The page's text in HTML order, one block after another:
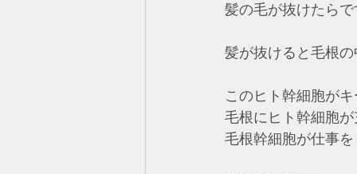
髪の毛が抜けたらで
髪が抜けると毛根
このヒト幹細胞が
毛根にヒト幹細胞
毛根幹細胞が仕事